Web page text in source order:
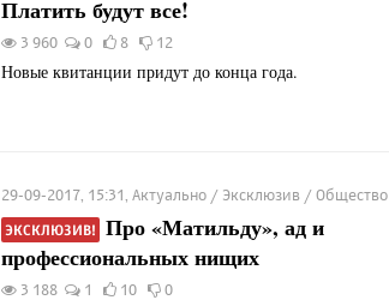
Платить будут все!
3 960 0 8 12
Новые квитанции придут до конца года.
29-09-2017, 15:31, Актуально / Эксклюзив / Общество
ЭКСКЛЮЗИВ! Про «Матильду», ад и
профессиональных нищих
3 188 1 10 0